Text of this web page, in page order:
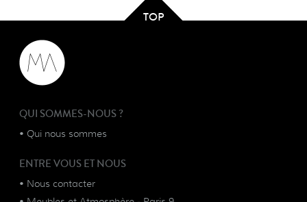
TOP
QUI SOMMES-NOUS ?
• Qui nous sommes
ENTRE VOUS ET NOUS
• Nous contacter